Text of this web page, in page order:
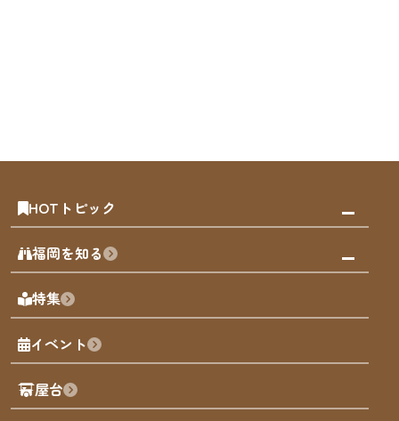
HOTトピック
みんなの旅行記
天神エリア
博多旧市街
福岡城
歴史・文化
福岡を知る
福岡の見どころ
福岡の魅力
観光カレンダー
観光PR動画
まち歩き
特集
イベント
屋台